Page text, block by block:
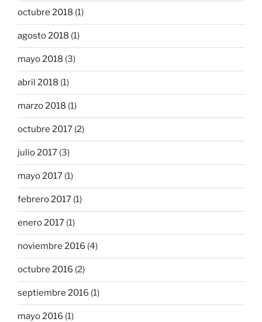
octubre 2018 (1)
agosto 2018 (1)
mayo 2018 (3)
abril 2018 (1)
marzo 2018 (1)
octubre 2017 (2)
julio 2017 (3)
mayo 2017 (1)
febrero 2017 (1)
enero 2017 (1)
noviembre 2016 (4)
octubre 2016 (2)
septiembre 2016 (1)
mayo 2016 (1)